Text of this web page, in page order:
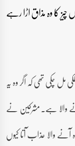
کا وہ مذاق اڑا رہے
چکی تھی کہ اگر وہ یہ
والا ہے۔ مشرکین نے
والا عذاب آتا کیوں